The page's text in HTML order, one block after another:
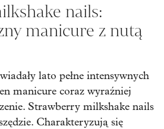
nails:
manicure z nutą
lato pełne intensywnych
manicure coraz wyraźniej
Strawberry milkshake nails
Charakteryzują się